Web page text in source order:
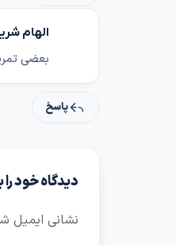
الهام
بعضی
پاسخ
دیدگاه خود
نشانی ایمیل